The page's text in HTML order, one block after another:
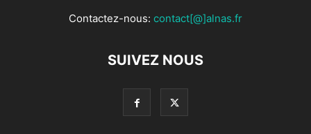
Contactez-nous: contact[@]alnas.fr
SUIVEZ NOUS